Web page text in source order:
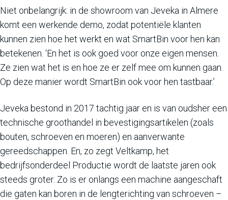
Niet onbelangrijk: in de showroom van Jeveka in Almere
komt een werkende demo, zodat potentiële klanten
kunnen zien hoe het werkt en wat SmartBin voor hen kan
betekenen. ‘En het is ook goed voor onze eigen mensen.
Ze zien wat het is en hoe ze er zelf mee om kunnen gaan.
Op deze manier wordt SmartBin ook voor hen tastbaar.’
Jeveka bestond in 2017 tachtig jaar en is van oudsher een
technische groothandel in bevestigingsartikelen (zoals
bouten, schroeven en moeren) en aanverwante
gereedschappen. En, zo zegt Veltkamp, het
bedrijfsonderdeel Productie wordt de laatste jaren ook
steeds groter. Zo is er onlangs een machine aangeschaft
die gaten kan boren in de lengterichting van schroeven –